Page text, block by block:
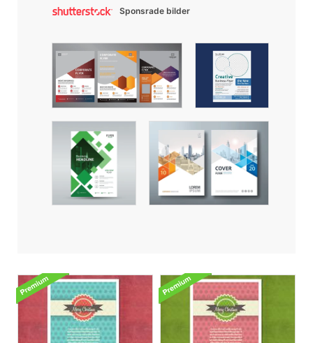
Sponsrade bilder